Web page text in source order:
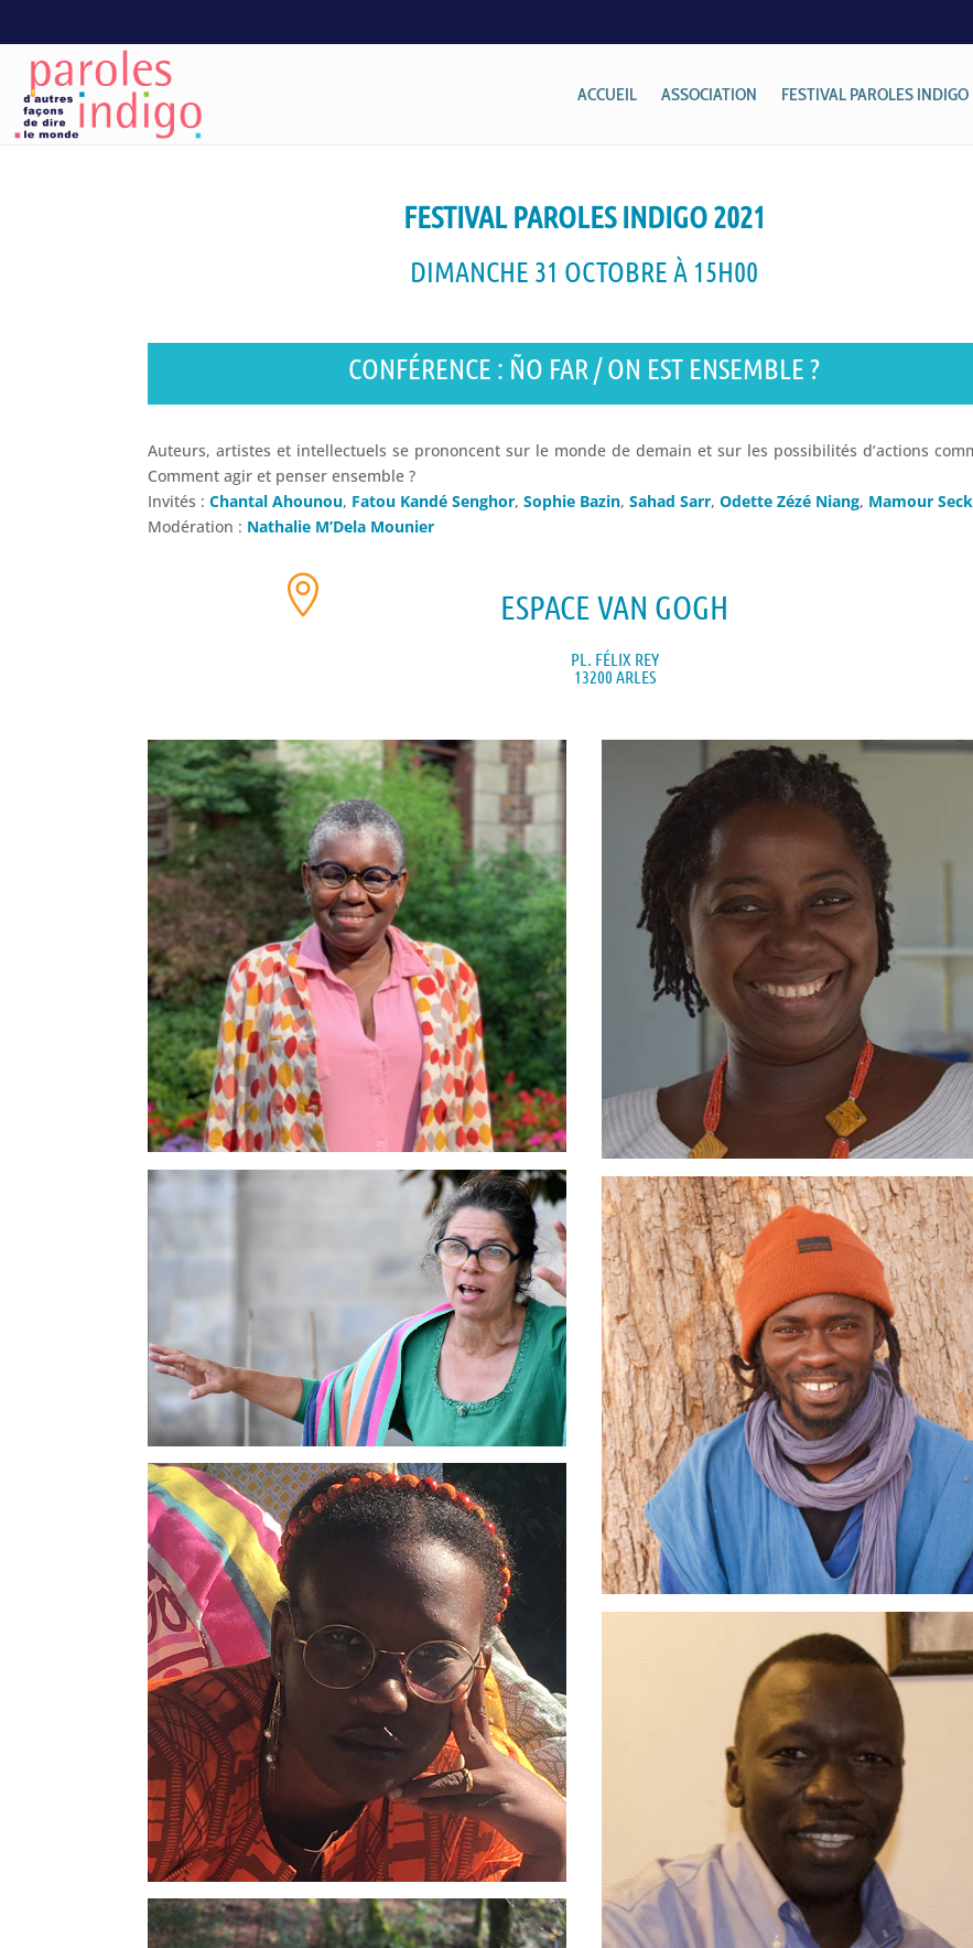
ACCUEIL ASSOCIATION FESTIVAL PAROLES INDIGO
FESTIVAL PAROLES INDIGO 2021
DIMANCHE 31 OCTOBRE À 15H00
CONFÉRENCE : ÑO FAR / ON EST ENSEMBLE ?
Auteurs, artistes et intellectuels se prononcent sur le monde de demain et sur les possibilités d’actions
Comment agir et penser ensemble ?
Invités :Chantal Ahounou, Fatou Kandé Senghor,Sophie Bazin,Sahad Sarr,Odette Zézé Niang, Mamour Seck
Modération : Nathalie M’Dela Mounier
 ESPACE VAN GOGH
PL. FÉLIX REY
13200 ARLES